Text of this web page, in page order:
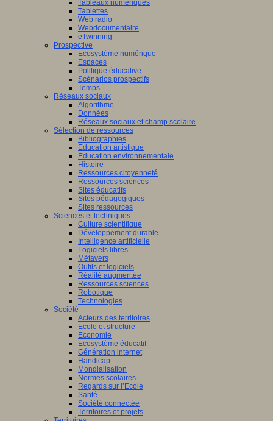
Tableaux numériques
Tablettes
Web radio
Webdocumentaire
eTwinning
Prospective
Ecosystème numérique
Espaces
Politique éducative
Scénarios prospectifs
Temps
Réseaux sociaux
Algorithme
Données
Réseaux sociaux et champ scolaire
Sélection de ressources
Bibliographies
Education artistique
Education environnementale
Histoire
Ressources citoyenneté
Ressources sciences
Sites éducatifs
Sites pédagogiques
Sites ressources
Sciences et techniques
Culture scientifique
Développement durable
Intelligence artificielle
Logiciels libres
Métavers
Outils et logiciels
Réalité augmentée
Ressources sciences
Robotique
Technologies
Société
Acteurs des territoires
Ecole et structure
Economie
Ecosystème éducatif
Génération internet
Handicap
Mondialisation
Normes scolaires
Regards sur l’Ecole
Santé
Société connectée
Territoires et projets